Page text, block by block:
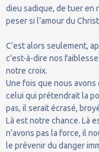
dieu sadique, de tuer en
peser si l’amour du
C’est alors seulement,
c'est-à-dire nos
notre croix.
Une fois que nous
celui qui prétendrait la
pas, il serait écrasé,
Là est notre chance. Là
n’avons pas la force, il
le prévenir du danger